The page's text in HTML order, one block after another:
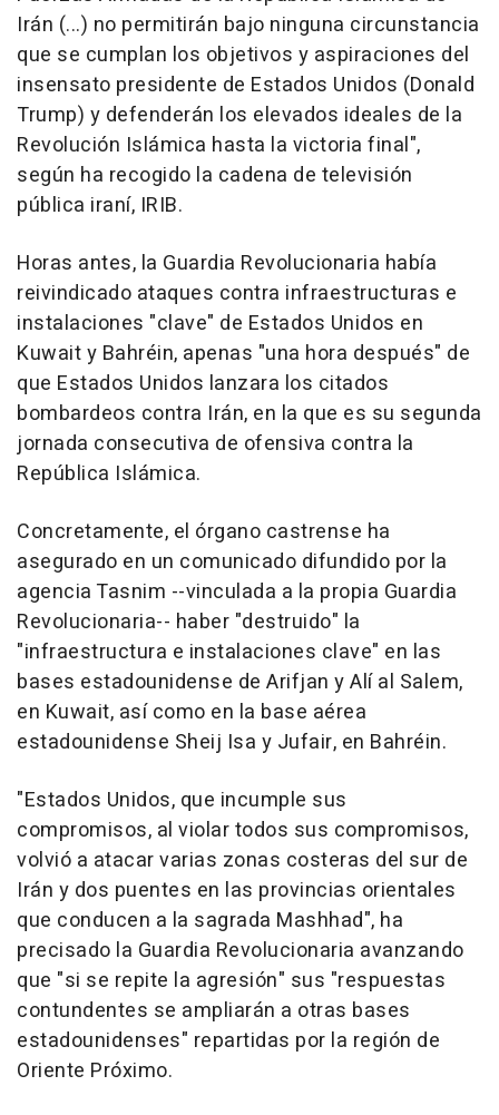
Irán (...) no permitirán bajo ninguna circunstancia
que se cumplan los objetivos y aspiraciones del
insensato presidente de Estados Unidos (Donald
Trump) y defenderán los elevados ideales de la
Revolución Islámica hasta la victoria final",
según ha recogido la cadena de televisión
pública iraní, IRIB.
Horas antes, la Guardia Revolucionaria había
reivindicado ataques contra infraestructuras e
instalaciones "clave" de Estados Unidos en
Kuwait y Bahréin, apenas "una hora después" de
que Estados Unidos lanzara los citados
bombardeos contra Irán, en la que es su segunda
jornada consecutiva de ofensiva contra la
República Islámica.
Concretamente, el órgano castrense ha
asegurado en un comunicado difundido por la
agencia Tasnim --vinculada a la propia Guardia
Revolucionaria-- haber "destruido" la
"infraestructura e instalaciones clave" en las
bases estadounidense de Arifjan y Alí al Salem,
en Kuwait, así como en la base aérea
estadounidense Sheij Isa y Jufair, en Bahréin.
"Estados Unidos, que incumple sus
compromisos, al violar todos sus compromisos,
volvió a atacar varias zonas costeras del sur de
Irán y dos puentes en las provincias orientales
que conducen a la sagrada Mashhad", ha
precisado la Guardia Revolucionaria avanzando
que "si se repite la agresión" sus "respuestas
contundentes se ampliarán a otras bases
estadounidenses" repartidas por la región de
Oriente Próximo.